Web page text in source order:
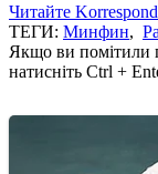
Читайте
ТЕГИ: Минфин,
Якщо ви помітили
натисніть Ctrl +